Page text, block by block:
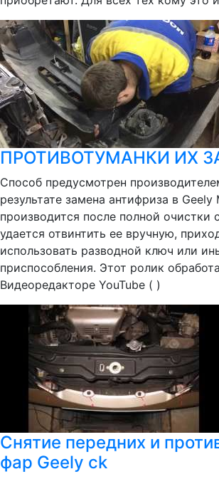
ПРОТИВОТУМАНКИ ИХ
Способ предусмотрен
результате замена антифриза в Geely
производится после полной очистки
удается отвинтить ее вручную,
использовать разводной ключ или
приспособления. Этот ролик
Видеоредакторе YouTube ( )
Снятие передних и
фар Geely ck